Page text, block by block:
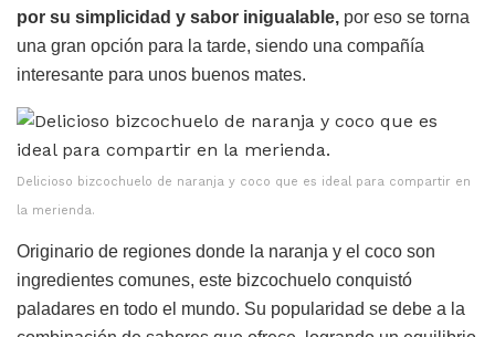
por su simplicidad y sabor inigualable, por eso se torna
una gran opción para la tarde, siendo una compañía
interesante para unos buenos mates.
Delicioso bizcochuelo de naranja y coco que es ideal para compartir en
la merienda.
Originario de regiones donde la naranja y el coco son
ingredientes comunes, este bizcochuelo conquistó
paladares en todo el mundo. Su popularidad se debe a la